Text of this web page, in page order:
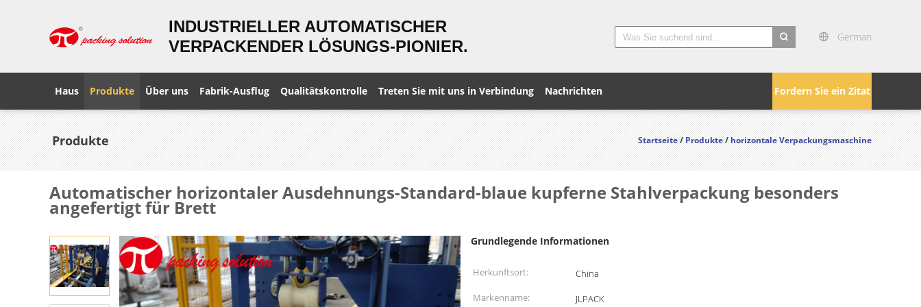
INDUSTRIELLER AUTOMATISCHER
VERPACKENDER LÖSUNGS-PIONIER.
German
Fordern Sie ein Zitat
Haus Produkte Über uns Fabrik-Ausflug Qualitätskontrolle Treten Sie mit uns in Verbindung Nachrichten
Produkte Startseite/Produkte/horizontale Verpackungsmaschine
Automatischer horizontaler Ausdehnungs-Standard-blaue kupferne Stahlverpackung besonders
angefertigt für Brett
Grundlegende Informationen
Herkunftsort:
China
Markenname:
JLPACK